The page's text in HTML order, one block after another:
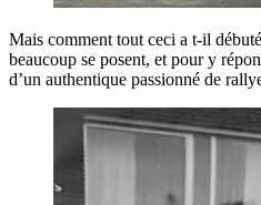
Mais comment tout ceci a t-il
beaucoup se posent, et pour y
d’un authentique passionné de